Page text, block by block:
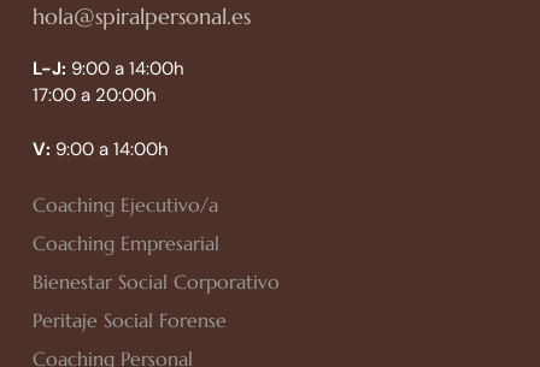
hola@spiralpersonal.es
L-J: 9:00 a 14:00h
17:00 a 20:00h
V: 9:00 a 14:00h
Coaching Ejecutivo/a
Coaching Empresarial
Bienestar Social Corporativo
Peritaje Social Forense
Coaching Personal